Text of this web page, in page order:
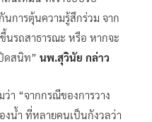
การตุ้นความรู้สึกร่วม จาก
นรถสาธารณะ หรือ หากจะ
ดสนิท” นพ.สุวินัย กล่าว
ว่า “จากกรณีของการวาง
งน้ำ ที่หลายคนเป็นกังวลว่า